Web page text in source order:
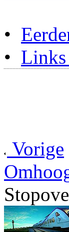
•
• Links
Vorige